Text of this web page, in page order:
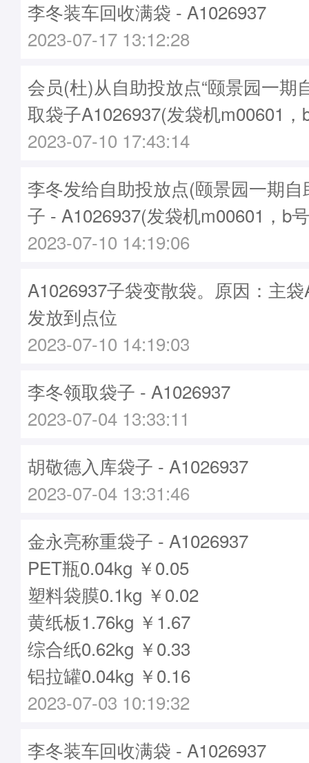
李冬装车回收满袋 - A1026937
2023-07-17 13:12:28
会员(杜)从自助投放点“颐景园一期
取袋子A1026937(发袋机m00601，
2023-07-10 17:43:14
李冬发给自助投放点(颐景园一期
子 - A1026937(发袋机m00601，b
2023-07-10 14:19:06
A1026937子袋变散袋。原因：主
发放到点位
2023-07-10 14:19:03
李冬领取袋子 - A1026937
2023-07-04 13:33:11
胡敬德入库袋子 - A1026937
2023-07-04 13:31:46
金永亮称重袋子 - A1026937
PET瓶0.04kg ￥0.05
塑料袋膜0.1kg ￥0.02
黄纸板1.76kg ￥1.67
综合纸0.62kg ￥0.33
铝拉罐0.04kg ￥0.16
2023-07-03 10:19:32
李冬装车回收满袋 - A1026937